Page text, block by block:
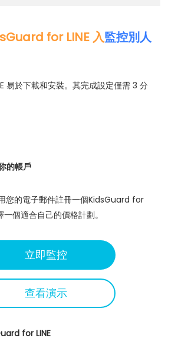
for LINE 入監控別人
易於下載和安裝。其完成設定僅需 3 分
的帳戶
您的電子郵件註冊一個KidsGuard for
一個適合自己的價格計劃。
立即監控
查看演示
for LINE